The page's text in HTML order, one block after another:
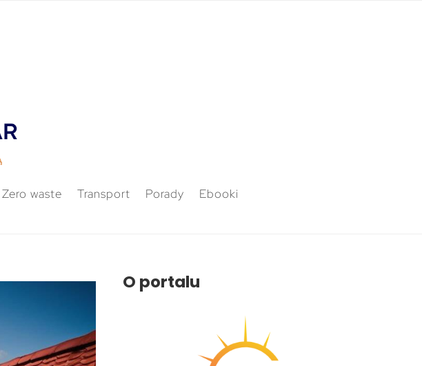
Zero waste Transport Porady Ebooki
O portalu